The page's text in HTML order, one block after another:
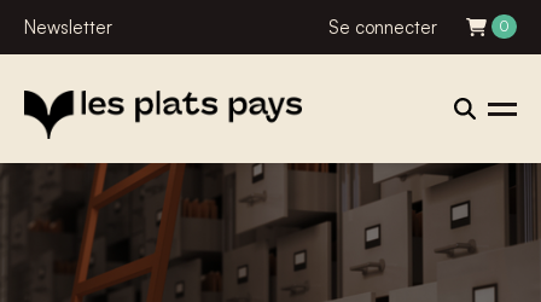
Newsletter Se connecter 0